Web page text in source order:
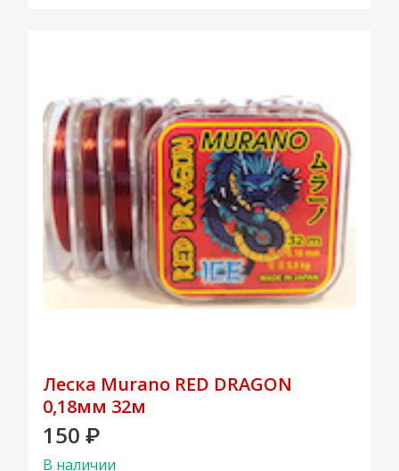
Леска Murano RED DRAGON
0,18мм 32м
150 ₽
В наличии